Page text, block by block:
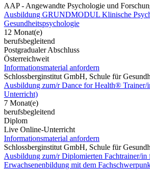
AAP - Angewandte Psychologie und
Ausbildung GRUNDMODUL Klinische
Gesundheitspsychologie
12 Monat(e)
berufsbegleitend
Postgradualer Abschluss
Österreichweit
Informationsmaterial anfordern
Schlossberginstitut GmbH, Schule für
Ausbildung zum/r Dance for Health®
Unterricht)
7 Monat(e)
berufsbegleitend
Diplom
Live Online-Unterricht
Informationsmaterial anfordern
Schlossberginstitut GmbH, Schule für
Ausbildung zum/r Diplomierten Fachtrainer/in
Erwachsenenbildung mit dem